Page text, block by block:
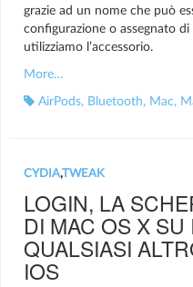
grazie ad un nome che può
configurazione o assegnato
utilizziamo l’accessorio.
More…
AirPods, Bluetooth, Mac,
CYDIA,TWEAK
LOGIN, LA
DI MAC OS X
QUALSIASI
IOS